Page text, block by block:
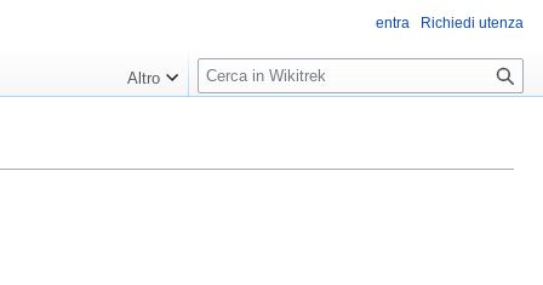
entra Richiedi utenza
Altro
R
i
r